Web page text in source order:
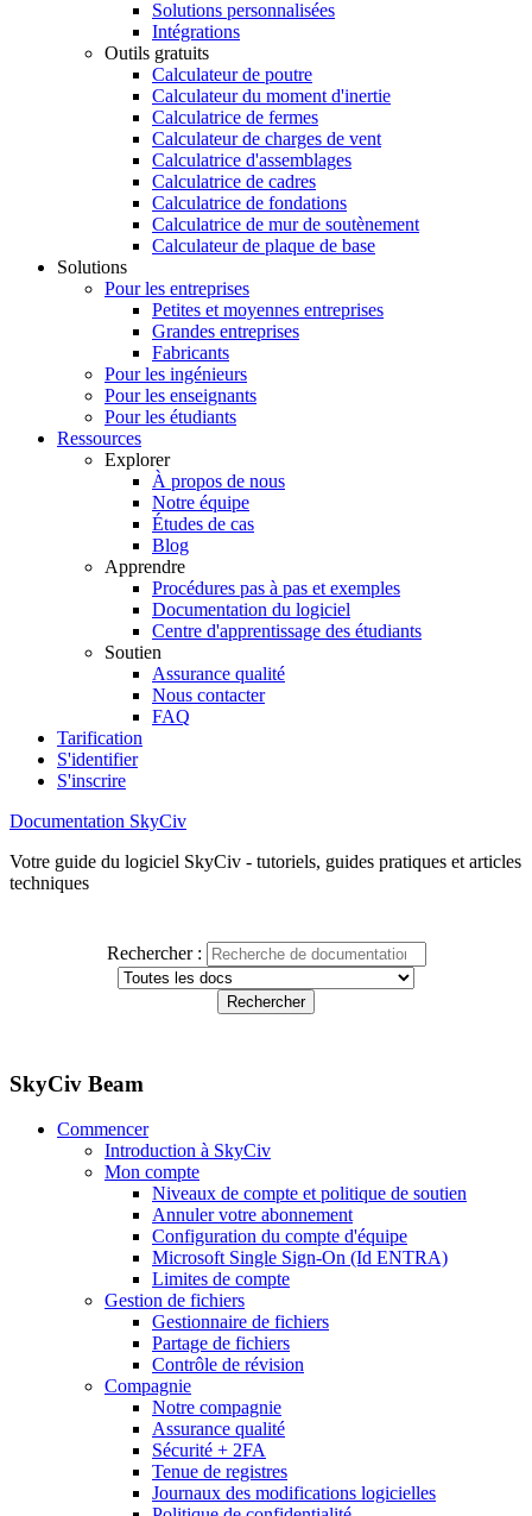
Solutions personnalisées
Intégrations
Outils gratuits
Calculateur de poutre
Calculateur du moment d'inertie
Calculatrice de fermes
Calculateur de charges de vent
Calculatrice d'assemblages
Calculatrice de cadres
Calculatrice de fondations
Calculatrice de mur de soutènement
Calculateur de plaque de base
Solutions
Pour les entreprises
Petites et moyennes entreprises
Grandes entreprises
Fabricants
Pour les ingénieurs
Pour les enseignants
Pour les étudiants
Ressources
Explorer
À propos de nous
Notre équipe
Études de cas
Blog
Apprendre
Procédures pas à pas et exemples
Documentation du logiciel
Centre d'apprentissage des étudiants
Soutien
Assurance qualité
Nous contacter
FAQ
Tarification
S'identifier
S'inscrire
Documentation SkyCiv
Votre guide du logiciel SkyCiv - tutoriels, guides pratiques et articles
techniques
Rechercher :
SkyCiv Beam
Commencer
Introduction à SkyCiv
Mon compte
Niveaux de compte et politique de soutien
Annuler votre abonnement
Configuration du compte d'équipe
Microsoft Single Sign-On (Id ENTRA)
Limites de compte
Gestion de fichiers
Gestionnaire de fichiers
Partage de fichiers
Contrôle de révision
Compagnie
Notre compagnie
Assurance qualité
Sécurité + 2FA
Tenue de registres
Journaux des modifications logicielles